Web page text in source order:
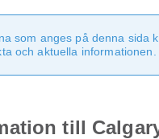
som anges på denna sida
och aktuella informationen.
till